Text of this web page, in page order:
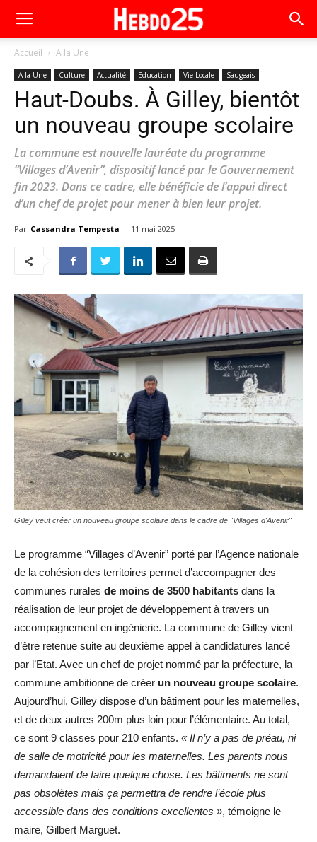
Accueil A la Une
A la Une Culture Actualité Education Vie Locale Saugeais
Haut-Doubs. À Gilley, bientôt
un nouveau groupe scolaire
La commune est nouvelle lauréate du programme
“Villages d’Avenir”, dispositif lancé par le Gouvernement
fin 2023. Dans ce cadre, elle bénéficie de l’appui direct
d’un chef de projet pour mener à bien leur projet.
Par Cassandra Tempesta - 11 mai 2025
Gilley veut créer un nouveau groupe scolaire dans le cadre de "Villages d'Avenir"
Le programme “Villages d’Avenir” porté par l’Agence nationale
de la cohésion des territoires permet d’accompagner des
communes rurales de moins de 3500 habitants dans la
réalisation de leur projet de développement à travers un
accompagnement en ingénierie. La commune de Gilley vient
d’être retenue suite au deuxième appel à candidatures lancé
par l’Etat. Avec un chef de projet nommé par la préfecture, la
commune ambitionne de créer un nouveau groupe scolaire.
Aujourd’hui, Gilley dispose d’un bâtiment pour les maternelles,
et de deux autres 200m plus loin pour l’élémentaire. Au total,
ce sont 9 classes pour 210 enfants. « Il n’y a pas de préau, ni
de salle de motricité pour les maternelles. Les parents nous
demandaient de faire quelque chose. Les bâtiments ne sont
pas obsolètes mais ça permettra de rendre l’école plus
accessible dans des conditions excellentes », témoigne le
maire, Gilbert Marguet.